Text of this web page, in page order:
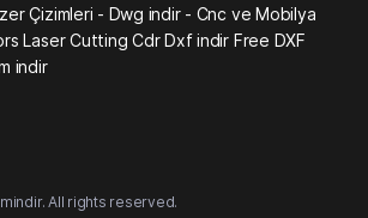
Çizimleri - Dwg indir - Cnc ve Mobilya
Laser Cutting Cdr Dxf indir Free DXF
indir
All rights reserved.